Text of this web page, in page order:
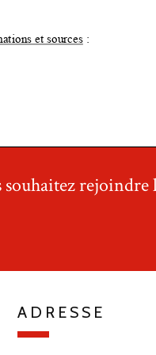
souhaitez rejoindre
ADRESSE